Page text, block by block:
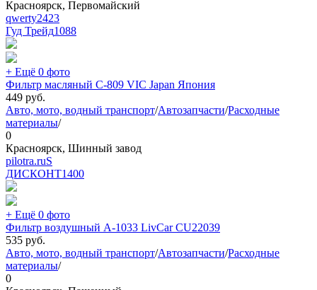
Красноярск, Первомайский
qwerty2423
Гуд Трейд1088
+ Ещё 0 фото
Фильтр масляный C-809 VIC Japan Япония
449 руб.
Авто, мото, водный транспорт/Автозапчасти/Расходные
материалы/
0
Красноярск, Шинный завод
pilotra.ruS
ДИСКОНТ1400
+ Ещё 0 фото
Фильтр воздушный A-1033 LivCar CU22039
535 руб.
Авто, мото, водный транспорт/Автозапчасти/Расходные
материалы/
0